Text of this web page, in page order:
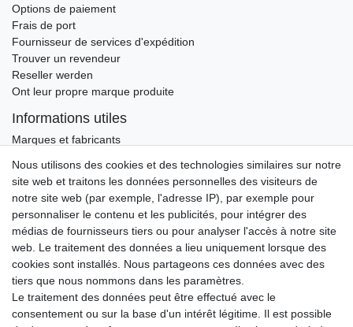
Options de paiement
Frais de port
Fournisseur de services d'expédition
Trouver un revendeur
Reseller werden
Ont leur propre marque produite
Informations utiles
Marques et fabricants
ADRESSE E-MAIL **
Ceres::Template.newsletterHoneypotLabel
Par la présente, je confirme avoir lu la Déclaration de confidentialité
. Je peux
rétracter mon consentement à tout moment.**
S’abonner
** Il s’agit d’un champ obligatoire.
Nous utilisons des cookies et des technologies similaires sur notre
site web et traitons les données personnelles des visiteurs de
notre site web (par exemple, l'adresse IP), par exemple pour
personnaliser le contenu et les publicités, pour intégrer des
médias de fournisseurs tiers ou pour analyser l'accès à notre site
web. Le traitement des données a lieu uniquement lorsque des
cookies sont installés. Nous partageons ces données avec des
tiers que nous nommons dans les paramètres.
Le traitement des données peut être effectué avec le
consentement ou sur la base d'un intérêt légitime. Il est possible